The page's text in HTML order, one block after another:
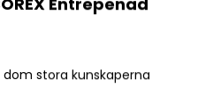
stora kunskaperna